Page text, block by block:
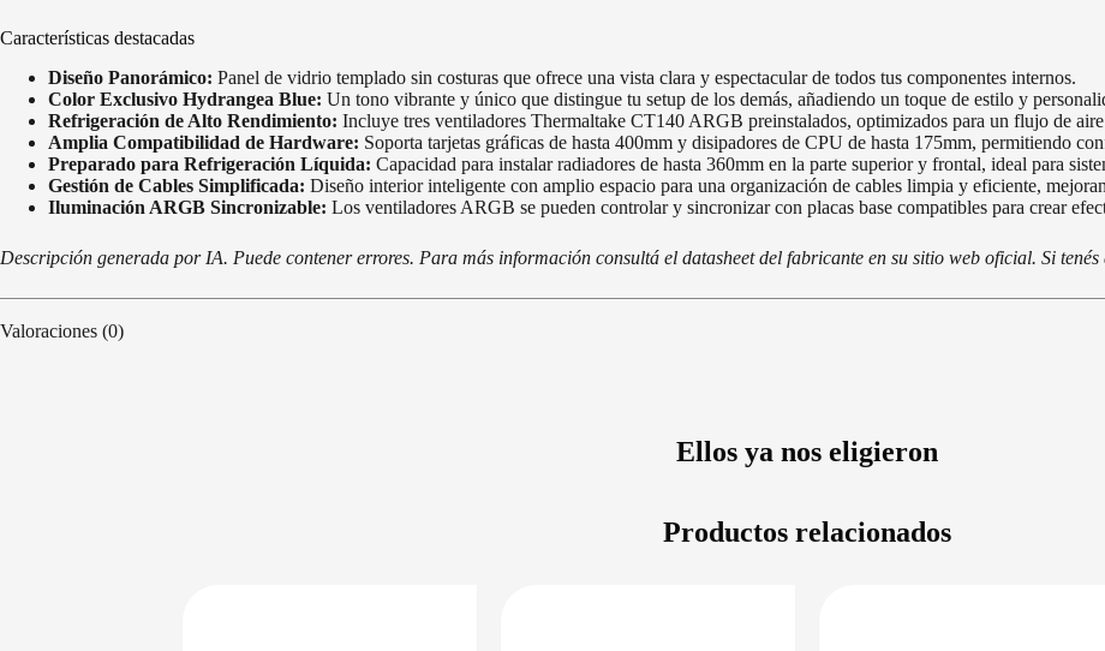
Características destacadas
Diseño Panorámico: Panel de vidrio templado sin costuras que ofrece una vista clara y espectacular de todos tus componentes internos.
Color Exclusivo Hydrangea Blue: Un tono vibrante y único que distingue tu setup de los demás, añadiendo un toque de estilo y
Refrigeración de Alto Rendimiento: Incluye tres ventiladores Thermaltake CT140 ARGB preinstalados, optimizados para un flujo de
Amplia Compatibilidad de Hardware: Soporta tarjetas gráficas de hasta 400mm y disipadores de CPU de hasta 175mm, permitiendo
Preparado para Refrigeración Líquida: Capacidad para instalar radiadores de hasta 360mm en la parte superior y frontal, ideal para
Gestión de Cables Simplificada: Diseño interior inteligente con amplio espacio para una organización de cables limpia y eficiente,
Iluminación ARGB Sincronizable: Los ventiladores ARGB se pueden controlar y sincronizar con placas base compatibles para crear
Descripción generada por IA. Puede contener errores. Para más información consultá el datasheet del fabricante en su sitio web oficial. Si
Valoraciones (0)
Ellos ya nos eligieron
Productos relacionados